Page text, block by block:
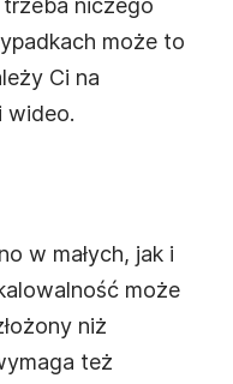
trzeba niczego
może to
Ci na
wideo.
w małych, jak i
może
niż
też